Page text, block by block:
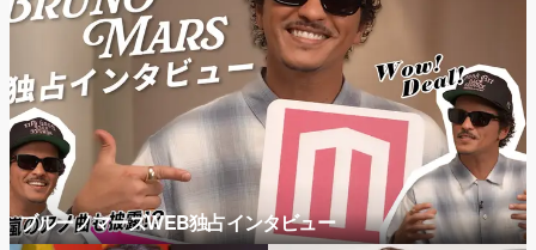
ブルーノマーズWEB独占インタビュー